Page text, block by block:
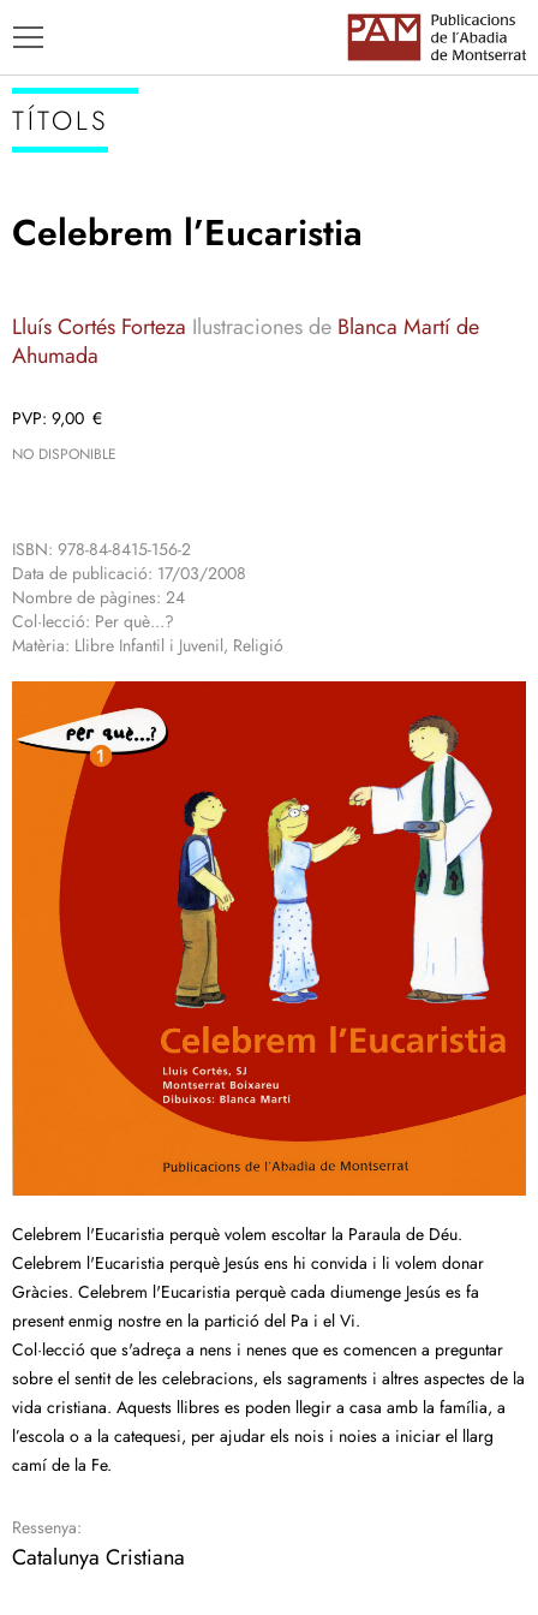
ENSENYAMENT CATALÀ
TÍTOLS
Celebrem l’Eucaristia
Lluís Cortés Forteza Ilustraciones de Blanca Martí de
Ahumada
9,00 €
NO DISPONIBLE
ISBN: 978-84-8415-156-2
Data de publicació: 17/03/2008
Nombre de pàgines: 24
Col·lecció: Per què...?
Matèria: Llibre Infantil i Juvenil, Religió
Celebrem l'Eucaristia perquè volem escoltar la Paraula de Déu.
Celebrem l'Eucaristia perquè Jesús ens hi convida i li volem donar
Gràcies. Celebrem l'Eucaristia perquè cada diumenge Jesús es fa
present enmig nostre en la partició del Pa i el Vi.
Col·lecció que s'adreça a nens i nenes que es comencen a preguntar
sobre el sentit de les celebracions, els sagraments i altres aspectes de la
vida cristiana. Aquests llibres es poden llegir a casa amb la família, a
l’escola o a la catequesi, per ajudar els nois i noies a iniciar el llarg
camí de la Fe.
Ressenya:
Catalunya Cristiana